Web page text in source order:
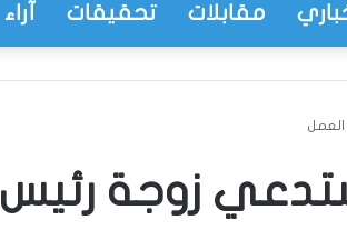
مقابلات تحقيقات آراء
العمل
زوجة رئيس